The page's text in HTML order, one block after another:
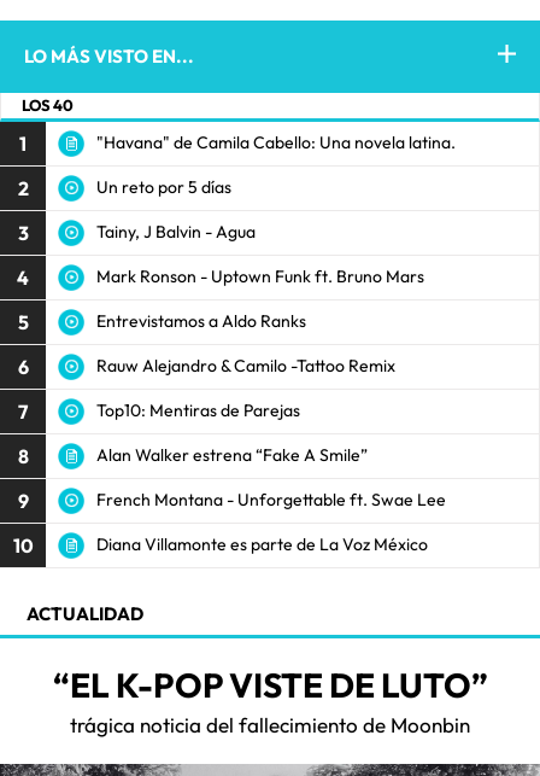
LO MÁS VISTO EN...
LOS 40
1 "Havana" de Camila Cabello: Una novela latina.
2 Un reto por 5 días
3 Tainy, J Balvin - Agua
4 Mark Ronson - Uptown Funk ft. Bruno Mars
5 Entrevistamos a Aldo Ranks
6 Rauw Alejandro & Camilo -Tattoo Remix
7 Top10: Mentiras de Parejas
8 Alan Walker estrena “Fake A Smile”
9 French Montana - Unforgettable ft. Swae Lee
10 Diana Villamonte es parte de La Voz México
ACTUALIDAD
“EL K-POP VISTE DE LUTO”
trágica noticia del fallecimiento de Moonbin